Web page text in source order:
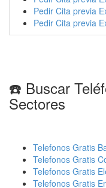
Pedir Cita previa
Pedir Cita previa
☎️ Buscar
Sectores
Telefonos Gratis
Telefonos Gratis
Telefonos Gratis
Telefonos Gratis